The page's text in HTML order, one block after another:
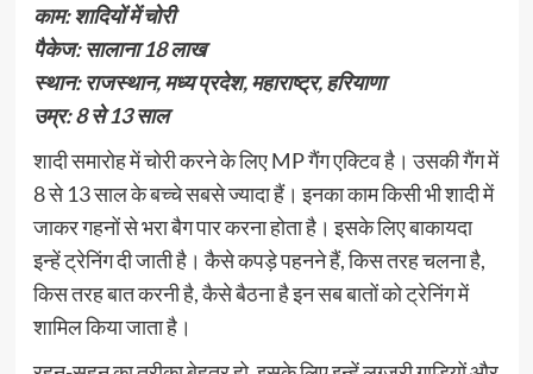
काम: शादियों में चोरी
पैकेज: सालाना 18 लाख
स्थान: राजस्थान, मध्य प्रदेश, महाराष्ट्र, हरियाणा
उम्र: 8 से 13 साल
शादी समारोह में चोरी करने के लिए MP गैंग एक्टिव है। उसकी गैंग में
8 से 13 साल के बच्चे सबसे ज्यादा हैं। इनका काम किसी भी शादी में
जाकर गहनों से भरा बैग पार करना होता है। इसके लिए बाकायदा
इन्हें ट्रेनिंग दी जाती है। कैसे कपड़े पहनने हैं, किस तरह चलना है,
किस तरह बात करनी है, कैसे बैठना है इन सब बातों को ट्रेनिंग में
शामिल किया जाता है।